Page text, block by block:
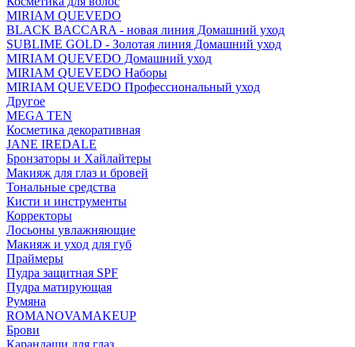
MIRIAM QUEVEDO
BLACK BACCARA - новая линия Домашний уход
SUBLIME GOLD - Золотая линия Домашний уход
MIRIAM QUEVEDO Домашний уход
MIRIAM QUEVEDO Наборы
MIRIAM QUEVEDO Профессиональный уход
Другое
MEGA TEN
Косметика декоративная
JANE IREDALE
Бронзаторы и Хайлайтеры
Макияж для глаз и бровей
Тональные средства
Кисти и инструменты
Корректоры
Лосьоны увлажняющие
Макияж и уход для губ
Праймеры
Пудра защитная SPF
Пудра матирующая
Румяна
ROMANOVAMAKEUP
Брови
Карандаши для глаз